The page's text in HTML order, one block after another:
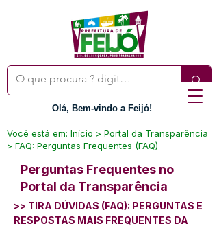
Olá, Bem-vindo a Feijó!
Você está em: Início > Portal da Transparência
> FAQ: Perguntas Frequentes (FAQ)
Perguntas Frequentes no
Portal da Transparência
>> TIRA DÚVIDAS (FAQ): PERGUNTAS E
RESPOSTAS MAIS FREQUENTES DA